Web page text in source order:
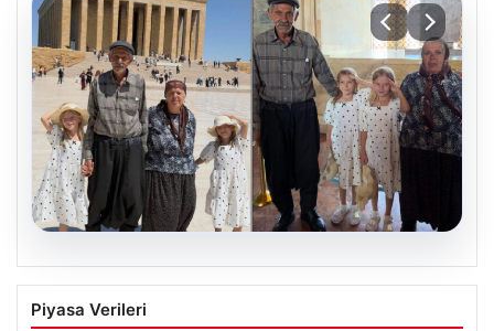
İkiz Kızlarıyla Anıtkabir Ziyareti
Gündemde: 71 Yaşında Baba Anlatıyor
Piyasa Verileri